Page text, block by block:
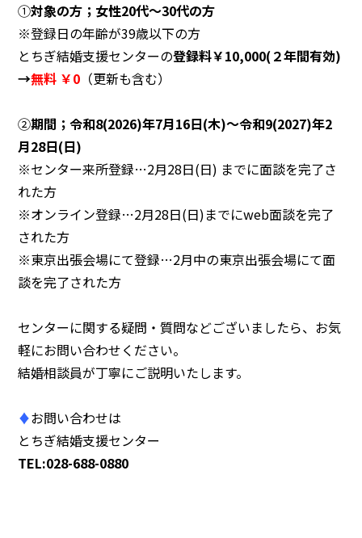
①対象の方； 女性20代～30代の方
※登録日の年齢が39歳以下の方
とちぎ結婚支援センターの登録料￥10,000(２年間有効)
→無料 ￥0 （更新も含む）
②期間；令和8(2026)年7月16日(木)～令和9(2027)年2
月28日(日)
※センター来所登録…2月28日(日) までに面談を完了さ
れた方
※オンライン登録…2月28日(日)までにweb面談を完了
された方
※東京出張会場にて登録…2月中の東京出張会場にて面
談を完了された方
センターに関する疑問・質問などございましたら、お気
軽にお問い合わせください。
結婚相談員が丁寧にご説明いたします。
♦お問い合わせは
とちぎ結婚支援センター
TEL:028-688-0880